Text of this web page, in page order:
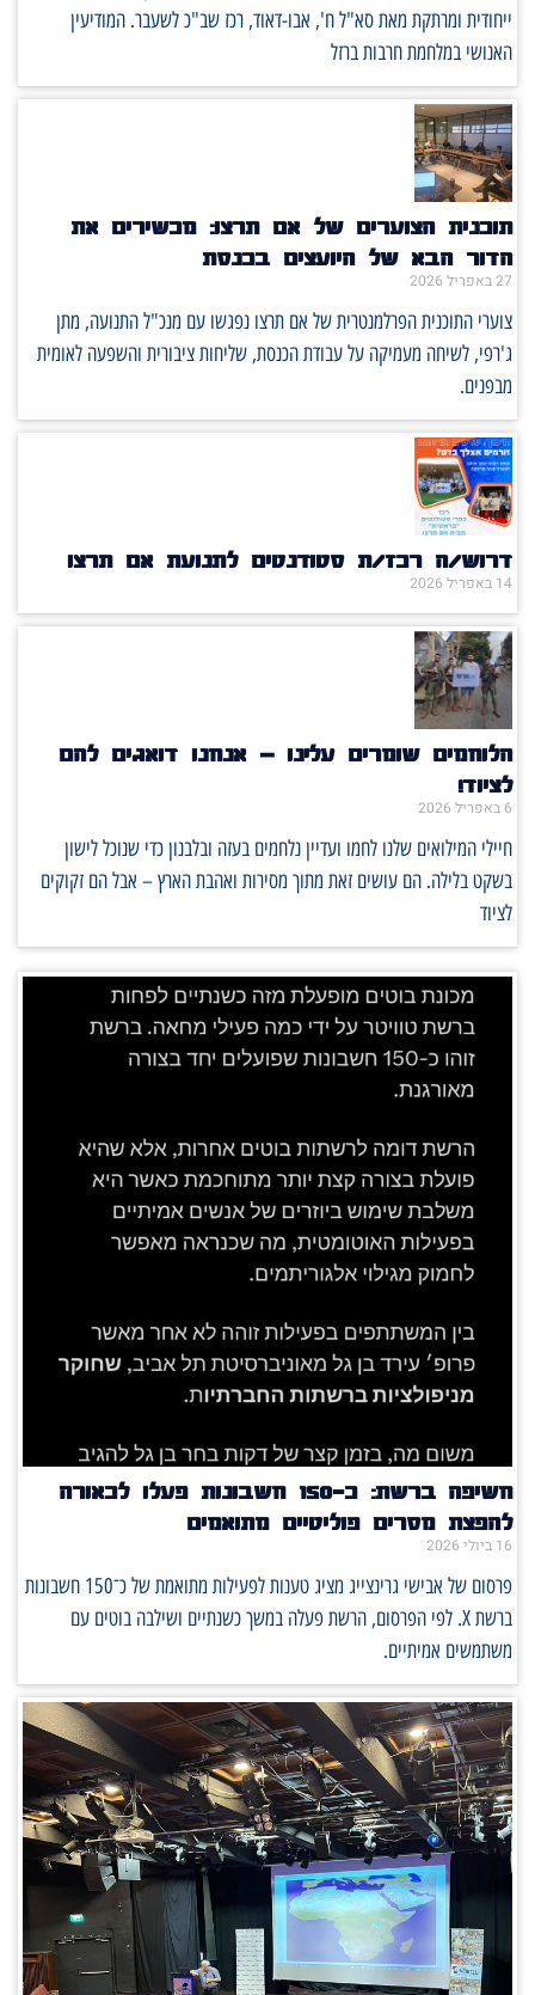
ייחודית ומרתקת מאת סא"ל ח', אבו-דאוד, רכז שב"כ לשעבר. המודיעין
האנושי במלחמת חרבות ברזל
תוכנית הצוערים של אם תרצו: מכשירים את
הדור הבא של היועצים בכנסת
27 באפריל 2026
צוערי התוכנית הפרלמנטרית של אם תרצו נפגשו עם מנכ"ל התנועה, מתן
ג'רפי, לשיחה מעמיקה על עבודת הכנסת, שליחות ציבורית והשפעה לאומית
מבפנים.
דרוש/ה רכז/ת סטודנטים לתנועת אם תרצו
14 באפריל 2026
הלוחמים שומרים עלינו – אנחנו דואגים להם
לציוד!
6 באפריל 2026
חיילי המילואים שלנו לחמו ועדיין נלחמים בעזה ובלבנון כדי שנוכל לישון
בשקט בלילה. הם עושים זאת מתוך מסירות ואהבת הארץ – אבל הם זקוקים
לציוד
חשיפה ברשת: כ־150 חשבונות פעלו לכאורה
להפצת מסרים פוליטיים מתואמים
16 ביולי 2026
פרסום של אבישי גרינצייג מציג טענות לפעילות מתואמת של כ־150 חשבונות
ברשת X. לפי הפרסום, הרשת פעלה במשך כשנתיים ושילבה בוטים עם
משתמשים אמיתיים.